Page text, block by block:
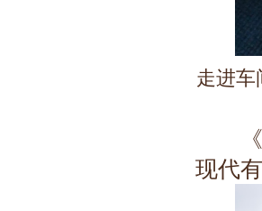
走进车
《
现代